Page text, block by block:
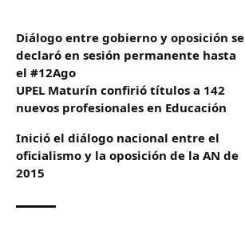
Diálogo entre gobierno y oposición se
declaró en sesión permanente hasta
el #12Ago
UPEL Maturín confirió títulos a 142
nuevos profesionales en Educación
Inició el diálogo nacional entre el
oficialismo y la oposición de la AN de
2015